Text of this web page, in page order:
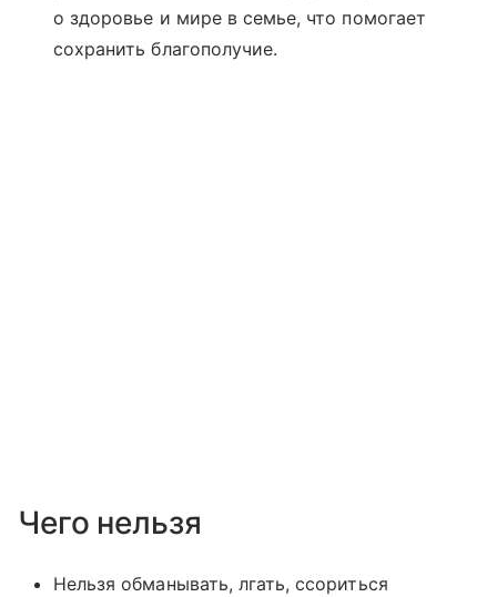
о здоровье и мире в семье, что помогает
сохранить благополучие.
Чего нельзя
Нельзя обманывать, лгать, ссориться